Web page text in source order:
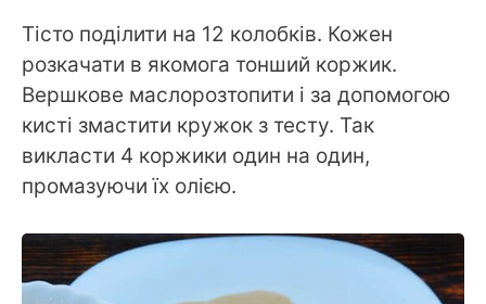
Тісто поділити на 12 колобків. Кожен
розкачати в якомога тонший коржик.
Вершкове маслорозтопити і за допомогою
кисті змастити кружок з тесту. Так
викласти 4 коржики один на один,
промазуючи їх олією.